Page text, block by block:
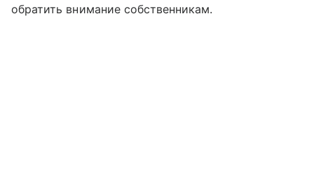
обратить внимание собственникам.